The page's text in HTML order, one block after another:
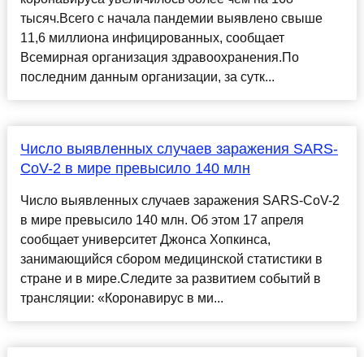
тысяч.Всего с начала пандемии выявлено свыше
11,6 миллиона инфицированных, сообщает
Всемирная организация здравоохранения.По
последним данным организации, за сутк...
Число выявленных случаев заражения SARS-
CoV-2 в мире превысило 140 млн
Число выявленных случаев заражения SARS-CoV-2
в мире превысило 140 млн. Об этом 17 апреля
сообщает университет Джонса Хопкинса,
занимающийся сбором медицинской статистики в
стране и в мире.Следите за развитием событий в
трансляции: «Коронавирус в ми...